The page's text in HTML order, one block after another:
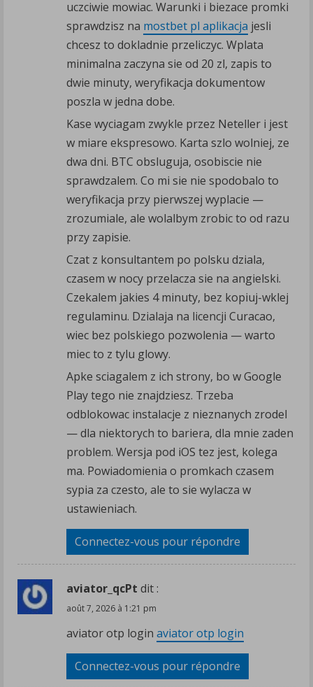
uczciwie mowiac. Warunki i biezace promki
sprawdzisz na mostbet pl aplikacja jesli
chcesz to dokladnie przeliczyc. Wplata
minimalna zaczyna sie od 20 zl, zapis to
dwie minuty, weryfikacja dokumentow
poszla w jedna dobe.
Kase wyciagam zwykle przez Neteller i jest
w miare ekspresowo. Karta szlo wolniej, ze
dwa dni. BTC obsluguja, osobiscie nie
sprawdzalem. Co mi sie nie spodobalo to
weryfikacja przy pierwszej wyplacie —
zrozumiale, ale wolalbym zrobic to od razu
przy zapisie.
Czat z konsultantem po polsku dziala,
czasem w nocy przelacza sie na angielski.
Czekalem jakies 4 minuty, bez kopiuj-wklej
regulaminu. Dzialaja na licencji Curacao,
wiec bez polskiego pozwolenia — warto
miec to z tylu glowy.
Apke sciagalem z ich strony, bo w Google
Play tego nie znajdziesz. Trzeba
odblokowac instalacje z nieznanych zrodel
— dla niektorych to bariera, dla mnie zaden
problem. Wersja pod iOS tez jest, kolega
ma. Powiadomienia o promkach czasem
sypia za czesto, ale to sie wylacza w
ustawieniach.
Connectez-vous pour répondre
aviator_qcPt dit :
août 7, 2026 à 1:21 pm
aviator otp login aviator otp login
Connectez-vous pour répondre